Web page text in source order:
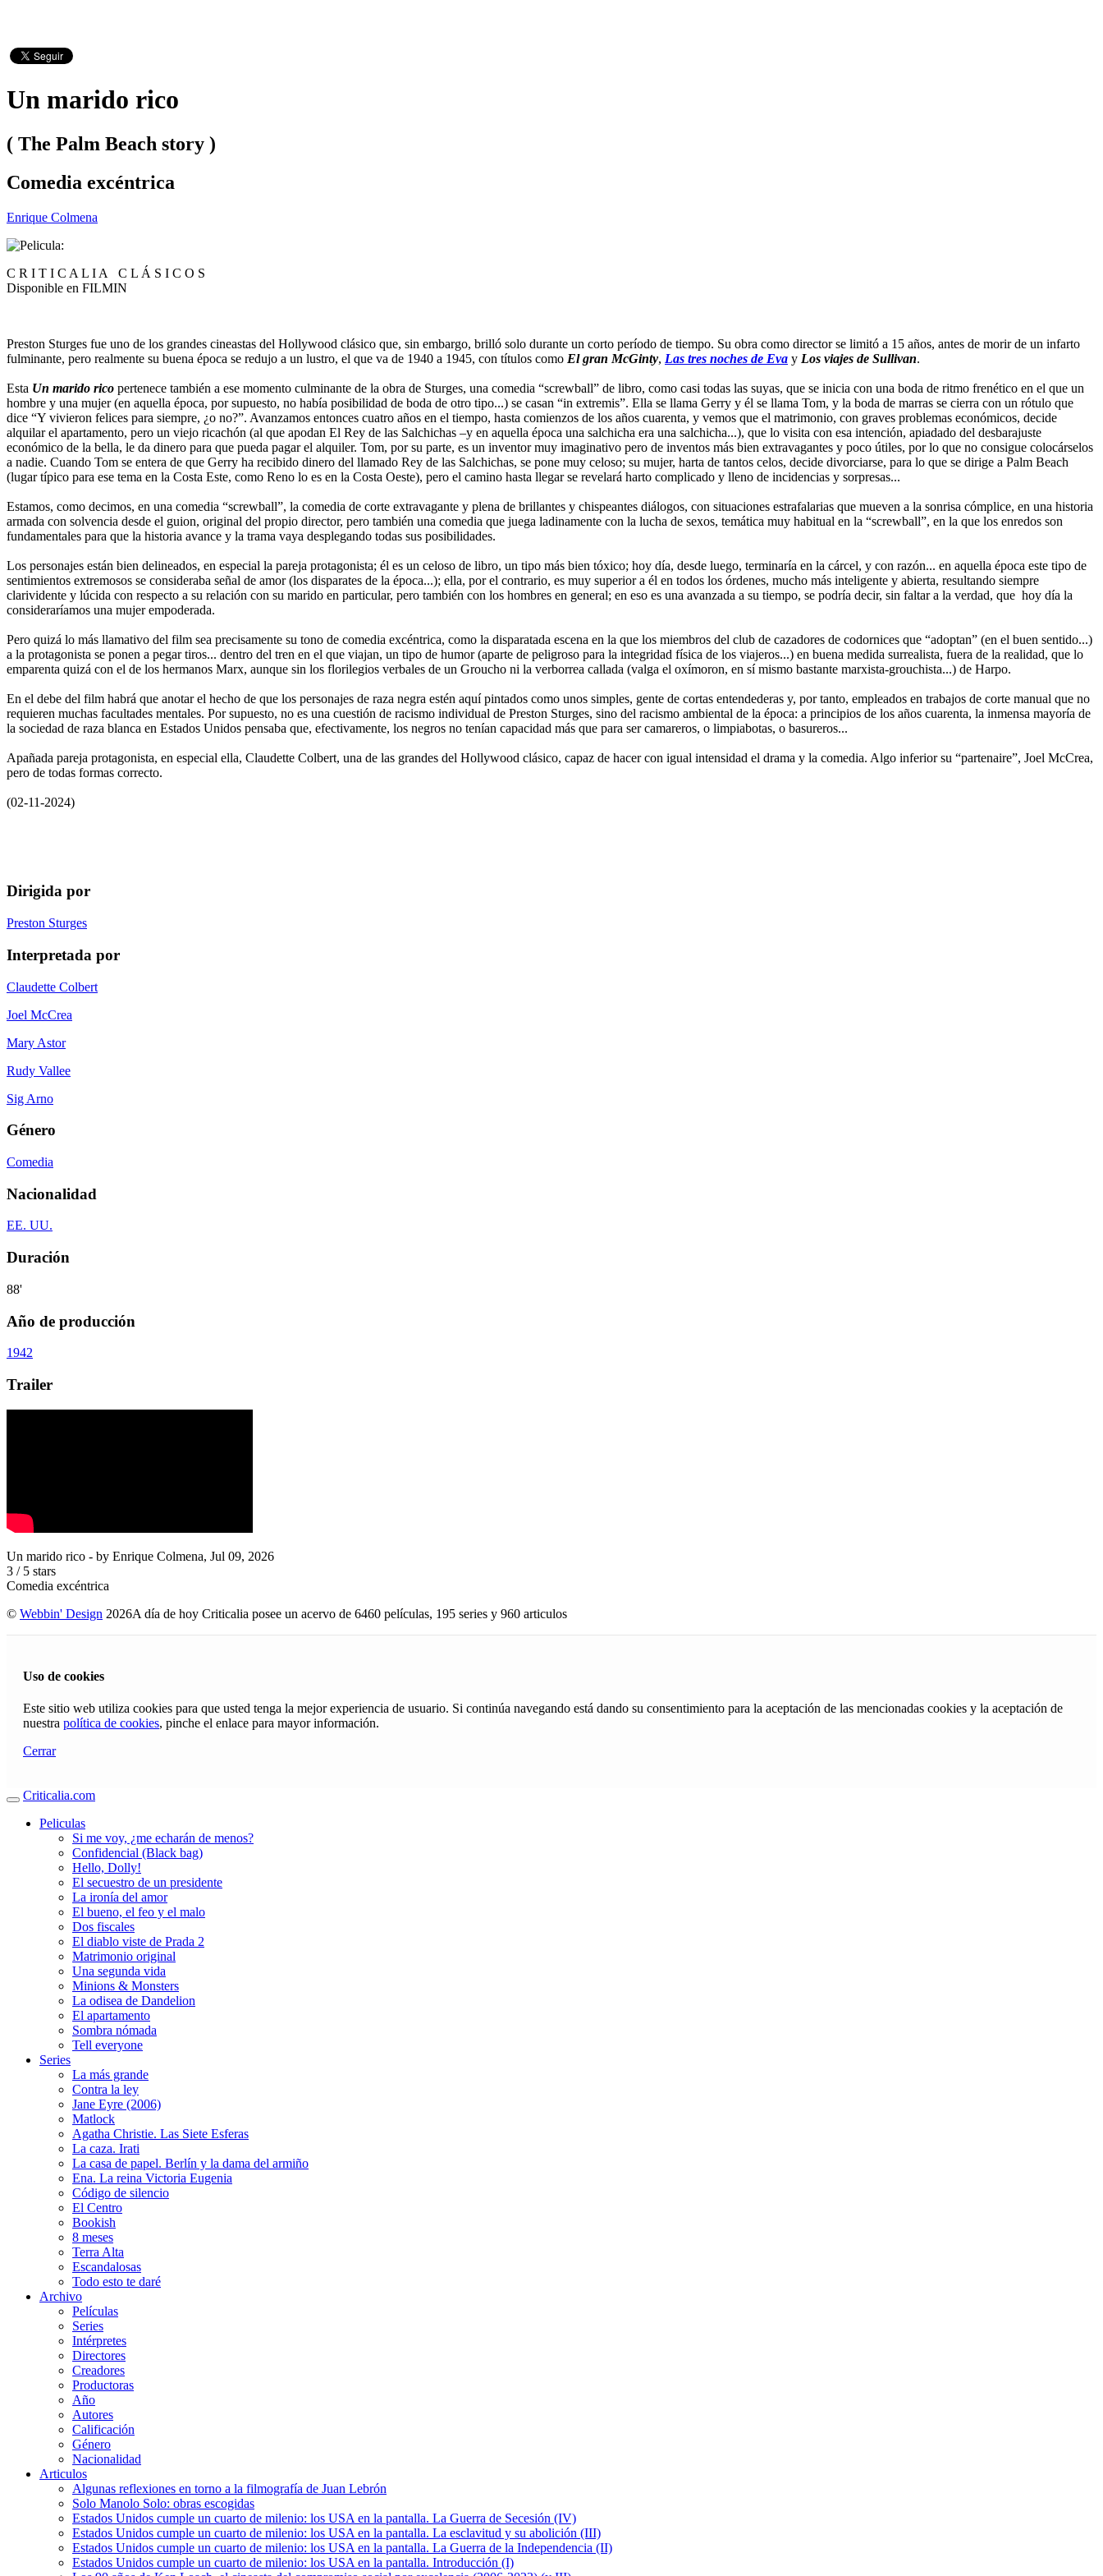
Un marido rico
( The Palm Beach story )
Comedia excéntrica
Enrique Colmena
C R I T I C A L I A C L Á S I C O S
Disponible en FILMIN
Preston Sturges fue uno de los grandes cineastas del Hollywood clásico que, sin embargo, brilló solo durante un corto período de tiempo. Su obra como director se limitó a 15 años, antes de morir de un infarto
fulminante, pero realmente su buena época se redujo a un lustro, el que va de 1940 a 1945, con títulos como El gran McGinty, Las tres noches de Eva y Los viajes de Sullivan.
Esta Un marido rico pertenece también a ese momento culminante de la obra de Sturges, una comedia “screwball” de libro, como casi todas las suyas, que se inicia con una boda de ritmo frenético en el que un
hombre y una mujer (en aquella época, por supuesto, no había posibilidad de boda de otro tipo...) se casan “in extremis”. Ella se llama Gerry y él se llama Tom, y la boda de marras se cierra con un rótulo que
dice “Y vivieron felices para siempre, ¿o no?”. Avanzamos entonces cuatro años en el tiempo, hasta comienzos de los años cuarenta, y vemos que el matrimonio, con graves problemas económicos, decide
alquilar el apartamento, pero un viejo ricachón (al que apodan El Rey de las Salchichas –y en aquella época una salchicha era una salchicha...), que lo visita con esa intención, apiadado del desbarajuste
económico de la bella, le da dinero para que pueda pagar el alquiler. Tom, por su parte, es un inventor muy imaginativo pero de inventos más bien extravagantes y poco útiles, por lo que no consigue colocárselos
a nadie. Cuando Tom se entera de que Gerry ha recibido dinero del llamado Rey de las Salchichas, se pone muy celoso; su mujer, harta de tantos celos, decide divorciarse, para lo que se dirige a Palm Beach
(lugar típico para ese tema en la Costa Este, como Reno lo es en la Costa Oeste), pero el camino hasta llegar se revelará harto complicado y lleno de incidencias y sorpresas...
Estamos, como decimos, en una comedia “screwball”, la comedia de corte extravagante y plena de brillantes y chispeantes diálogos, con situaciones estrafalarias que mueven a la sonrisa cómplice, en una historia
armada con solvencia desde el guion, original del propio director, pero también una comedia que juega ladinamente con la lucha de sexos, temática muy habitual en la “screwball”, en la que los enredos son
fundamentales para que la historia avance y la trama vaya desplegando todas sus posibilidades.
Los personajes están bien delineados, en especial la pareja protagonista; él es un celoso de libro, un tipo más bien tóxico; hoy día, desde luego, terminaría en la cárcel, y con razón... en aquella época este tipo de
sentimientos extremosos se consideraba señal de amor (los disparates de la época...); ella, por el contrario, es muy superior a él en todos los órdenes, mucho más inteligente y abierta, resultando siempre
clarividente y lúcida con respecto a su relación con su marido en particular, pero también con los hombres en general; en eso es una avanzada a su tiempo, se podría decir, sin faltar a la verdad, que hoy día la
consideraríamos una mujer empoderada.
Pero quizá lo más llamativo del film sea precisamente su tono de comedia excéntrica, como la disparatada escena en la que los miembros del club de cazadores de codornices que “adoptan” (en el buen sentido...)
a la protagonista se ponen a pegar tiros... dentro del tren en el que viajan, un tipo de humor (aparte de peligroso para la integridad física de los viajeros...) en buena medida surrealista, fuera de la realidad, que lo
emparenta quizá con el de los hermanos Marx, aunque sin los florilegios verbales de un Groucho ni la verborrea callada (valga el oxímoron, en sí mismo bastante marxista-grouchista...) de Harpo.
En el debe del film habrá que anotar el hecho de que los personajes de raza negra estén aquí pintados como unos simples, gente de cortas entendederas y, por tanto, empleados en trabajos de corte manual que no
requieren muchas facultades mentales. Por supuesto, no es una cuestión de racismo individual de Preston Sturges, sino del racismo ambiental de la época: a principios de los años cuarenta, la inmensa mayoría de
la sociedad de raza blanca en Estados Unidos pensaba que, efectivamente, los negros no tenían capacidad más que para ser camareros, o limpiabotas, o basureros...
Apañada pareja protagonista, en especial ella, Claudette Colbert, una de las grandes del Hollywood clásico, capaz de hacer con igual intensidad el drama y la comedia. Algo inferior su “partenaire”, Joel McCrea,
pero de todas formas correcto.
(02-11-2024)
Dirigida por
Preston Sturges
Interpretada por
Claudette Colbert
Joel McCrea
Mary Astor
Rudy Vallee
Sig Arno
Género
Comedia
Nacionalidad
EE. UU.
Duración
88'
Año de producción
1942
Trailer
Un marido rico - by Enrique Colmena, Jul 09, 2026
3 / 5 stars
Comedia excéntrica
© Webbin' Design 2026A día de hoy Criticalia posee un acervo de 6460 películas, 195 series y 960 articulos
Uso de cookies
Este sitio web utiliza cookies para que usted tenga la mejor experiencia de usuario. Si continúa navegando está dando su consentimiento para la aceptación de las mencionadas cookies y la aceptación de
nuestra política de cookies, pinche el enlace para mayor información.
Cerrar
Criticalia.com
Peliculas
Si me voy, ¿me echarán de menos?
Confidencial (Black bag)
Hello, Dolly!
El secuestro de un presidente
La ironía del amor
El bueno, el feo y el malo
Dos fiscales
El diablo viste de Prada 2
Matrimonio original
Una segunda vida
Minions & Monsters
La odisea de Dandelion
El apartamento
Sombra nómada
Tell everyone
Series
La más grande
Contra la ley
Jane Eyre (2006)
Matlock
Agatha Christie. Las Siete Esferas
La caza. Irati
La casa de papel. Berlín y la dama del armiño
Ena. La reina Victoria Eugenia
Código de silencio
El Centro
Bookish
8 meses
Terra Alta
Escandalosas
Todo esto te daré
Archivo
Películas
Series
Intérpretes
Directores
Creadores
Productoras
Año
Autores
Calificación
Género
Nacionalidad
Articulos
Algunas reflexiones en torno a la filmografía de Juan Lebrón
Solo Manolo Solo: obras escogidas
Estados Unidos cumple un cuarto de milenio: los USA en la pantalla. La Guerra de Secesión (IV)
Estados Unidos cumple un cuarto de milenio: los USA en la pantalla. La esclavitud y su abolición (III)
Estados Unidos cumple un cuarto de milenio: los USA en la pantalla. La Guerra de la Independencia (II)
Estados Unidos cumple un cuarto de milenio: los USA en la pantalla. Introducción (I)